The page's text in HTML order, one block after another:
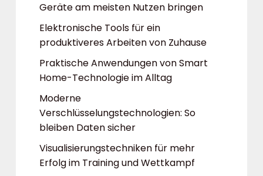
Geräte am meisten Nutzen bringen
Elektronische Tools für ein
produktiveres Arbeiten von Zuhause
Praktische Anwendungen von Smart
Home-Technologie im Alltag
Moderne
Verschlüsselungstechnologien: So
bleiben Daten sicher
Visualisierungstechniken für mehr
Erfolg im Training und Wettkampf